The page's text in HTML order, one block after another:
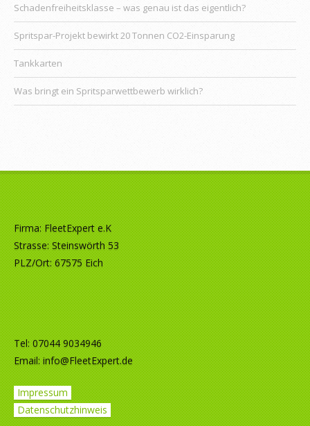
Schadenfreiheitsklasse – was genau ist das eigentlich?
Spritspar-Projekt bewirkt 20 Tonnen CO2-Einsparung
Tankkarten
Was bringt ein Spritsparwettbewerb wirklich?
Firma: FleetExpert e.K
Strasse: Steinswörth 53
PLZ/Ort: 67575 Eich
Tel: 07044 9034946
Email:info@FleetExpert.de
Impressum
Datenschutzhinweis